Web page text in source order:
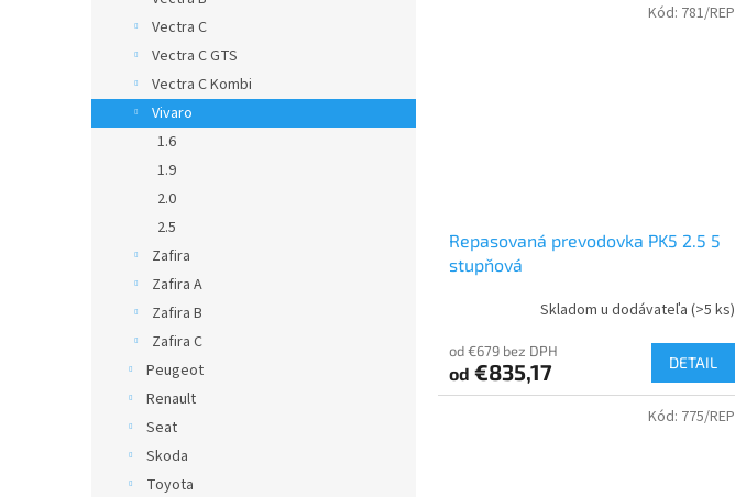
Vectra C
Vectra C GTS
Vectra C Kombi
Vivaro
1.6
1.9
2.0
2.5
Zafira
Zafira A
Zafira B
Zafira C
Peugeot
Renault
Seat
Skoda
Toyota
Repasovaná prevodovka PK5 2.5 5
stupňová
Skladom u dodávateľa (>5 ks)
od €679 bez DPH
od €835,17 DETAIL
Kód: 781/REP
Kód: 775/REP